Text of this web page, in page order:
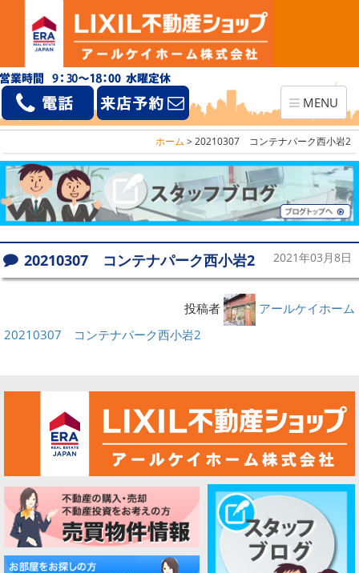
Toggle
navigation
MENU
ホーム >20210307 コンテナパーク西小岩2
20210307 コンテナパーク西小岩2 2021年03月8日
投稿者
アールケイホーム
20210307 コンテナパーク西小岩2